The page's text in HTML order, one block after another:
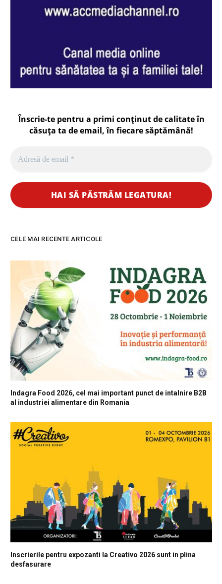
Înscrie-te pentru a primi conținut de calitate în
căsuța ta de email, în fiecaresăptămână!
CELE MAI RECENTE ARTICOLE
Indagra Food 2026, cel mai important punct de intalnire B2B
al industriei alimentare din Romania
Inscrierile pentru expozanti la Creativo 2026 sunt in plina
desfasurare